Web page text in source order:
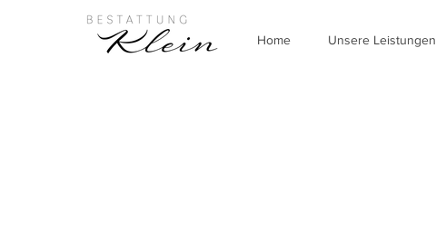
Home Unsere Leistungen